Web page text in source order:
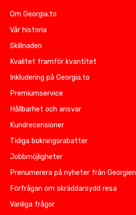
Om Georgia.to
Vår historia
Skillnaden
Kvalitet framför kvantitet
Inkludering på Georgia.to
Premiumservice
Hållbarhet och ansvar
Kundrecensioner
Tidiga bokningsrabatter
Jobbmöjligheter
Prenumerera på nyheter från Georgien
Förfrågan om skräddarsydd resa
Vanliga frågor